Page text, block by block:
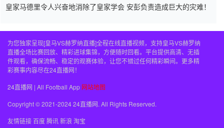
皇家马德里令人兴奋地消除了皇家学会 安彭负责造成巨大的灾难！
为您独家呈现[皇马VS赫罗纳直播]全程在线直播视频，支持皇马VS赫罗纳
直播全场比赛回放、精彩进球集锦，方便随时回看。平台提供高清、无插
件观看，确保流畅、稳定的观赛体验，让您不错过任何精彩瞬间。更多精
彩赛事内容尽在24直播网！
24直播网 | All Football App 网站地图
Copyright © 2021-2024 24直播网. All Rights Reserved.
友情链接百度腾讯新浪 淘宝